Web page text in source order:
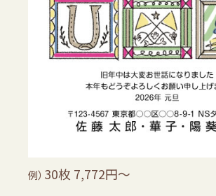
例） 30枚 7,772円～